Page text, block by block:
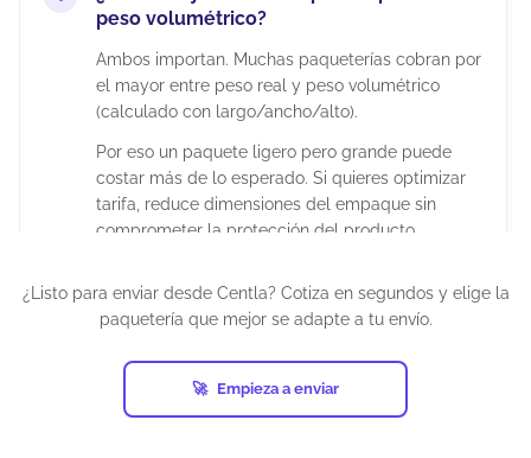
peso volumétrico?
Ambos importan. Muchas paqueterías cobran por
el mayor entre peso real y peso volumétrico
(calculado con largo/ancho/alto).
Por eso un paquete ligero pero grande puede
costar más de lo esperado. Si quieres optimizar
tarifa, reduce dimensiones del empaque sin
comprometer la protección del producto.
¿Puedo enviar paquetes grandes desde
Centla?
Sí, siempre que estén dentro de los límites del
servicio y la paquetería. En el cotizador podrás
¿Listo para enviar desde Centla? Cotiza en segundos y elige la
paquetería que mejor se adapte a tu envío.
Empieza a enviar